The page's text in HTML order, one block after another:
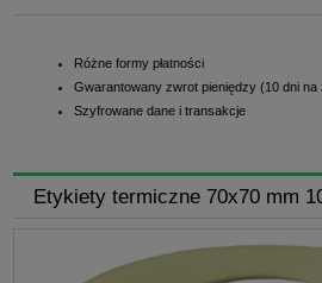
Różne formy płatności
Gwarantowany zwrot pieniędzy (10 dni na
Szyfrowane dane i transakcje
Etykiety termiczne 70x70 mm